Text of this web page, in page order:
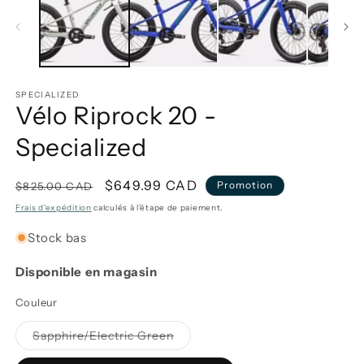
une
fenêtre
modale
SPECIALIZED
Vélo Riprock 20 -
Specialized
Prix
habituel
$825.00 CAD
Prix
promotionnel
$649.99 CAD Promotion
Frais d'expédition calculés à l'étape de paiement.
Stock bas
Disponible en magasin
Couleur
Sapphire/Electric GreenVariante
épuisée
ou